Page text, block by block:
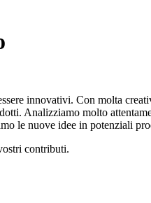
innovativi. Con molta
Analizziamo molto
le nuove idee in potenziali
contributi.